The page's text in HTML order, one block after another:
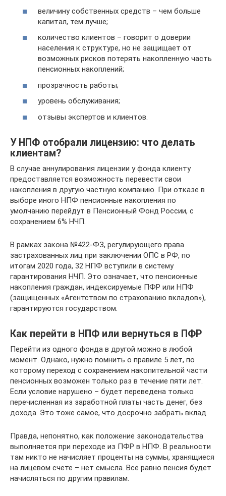
величину собственных средств – чем больше
капитал, тем лучше;
количество клиентов – говорит о доверии
населения к структуре, но не защищает от
возможных рисков потерять накопленную часть
пенсионных накоплений;
прозрачность работы;
уровень обслуживания;
отзывы экспертов и клиентов.
У НПФ отобрали лицензию: что делать
клиентам?
В случае аннулирования лицензии у фонда клиенту
предоставляется возможность перевести свои
накопления в другую частную компанию. При отказе в
выборе иного НПФ пенсионные накопления по
умолчанию перейдут в Пенсионный Фонд России, с
сохранением 6% НЧП.
В рамках закона №422-ФЗ, регулирующего права
застрахованных лиц при заключении ОПС в РФ, по
итогам 2020 года, 32 НПФ вступили в систему
гарантирования НЧП. Это означает, что пенсионные
накопления граждан, индексируемые ПФР или НПФ
(защищенных «Агентством по страхованию вкладов»),
гарантируются государством.
Как перейти в НПФ или вернуться в ПФР
Перейти из одного фонда в другой можно в любой
момент. Однако, нужно помнить о правиле 5 лет, по
которому переход с сохранением накопительной части
пенсионных возможен только раз в течение пяти лет.
Если условие нарушено – будет переведена только
перечисленная из заработной платы часть денег, без
дохода. Это тоже самое, что досрочно забрать вклад.
Правда, непонятно, как положение законодательства
выполняется при переходе из ПФР в НПФ. В реальности
там никто не начисляет проценты на суммы, хранящиеся
на лицевом счете – нет смысла. Все равно пенсия будет
начисляться по другим правилам.